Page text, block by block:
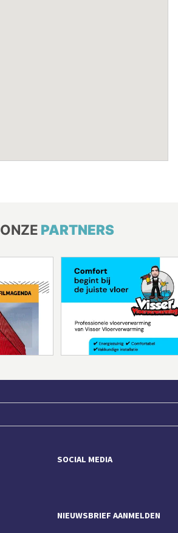
ONZE PARTNERS
SOCIAL MEDIA
NIEUWSBRIEF AANMELDEN